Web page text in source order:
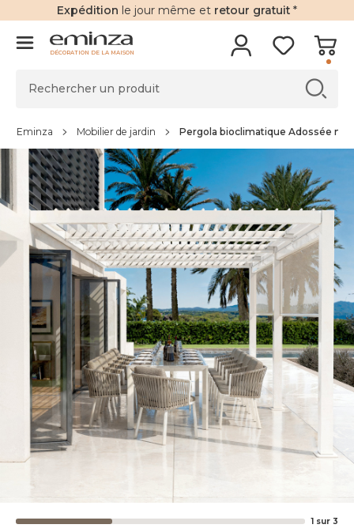
Expédition le jour même et retour gratuit *
DÉCORATION DE LA MAISON
Eminza Mobilier de jardin Pergola bioclimatique Adossée
1 sur 3